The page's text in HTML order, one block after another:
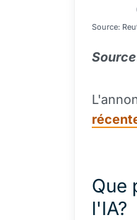
Source:
Que
l'IA?